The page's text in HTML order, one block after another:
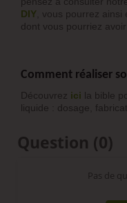
DIY , vous pourrez
dont vous pourriez avoir
Comment réaliser
Découvrez ici la bible
liquide : dosage,
Question (0)
Pas de